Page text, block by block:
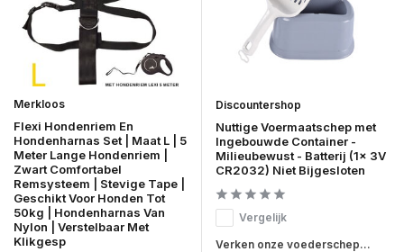
Merkloos
Flexi Hondenriem En
Hondenharnas Set | Maat L | 5
Meter Lange Hondenriem |
Zwart Comfortabel
Remsysteem | Stevige Tape |
Geschikt Voor Honden Tot
50kg | Hondenharnas Van
Nylon | Verstelbaar Met
Klikgesp
Discountershop
Nuttige Voermaatschep met
Ingebouwde Container -
Milieubewust - Batterij (1x 3V
CR2032) Niet Bijgesloten
Vergelijk
Verken onze voederschep...